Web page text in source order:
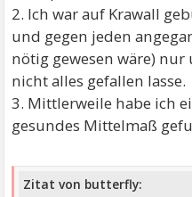
2. Ich war auf Krawall
und gegen jeden
nötig gewesen wäre)
nicht alles gefallen lasse.
3. Mittlerweile habe ich
gesundes Mittelmaß
Zitat von butterfly: